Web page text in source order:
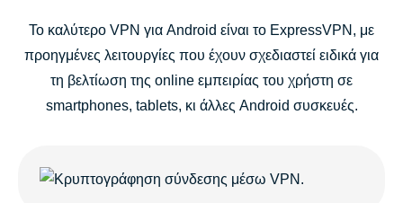
Το καλύτερο VPN για Android είναι το ExpressVPN, με
προηγμένες λειτουργίες που έχουν σχεδιαστεί ειδικά για
τη βελτίωση της online εμπειρίας του χρήστη σε
smartphones, tablets, κι άλλες Android συσκευές.